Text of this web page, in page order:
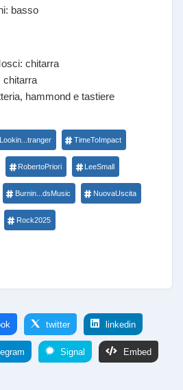
basso
chitarra
chitarra
hammond e tastiere
Lookin...tranger TimeToImpact
RobertoPriori LeeSmall
Burnin...dsMusic NuovaUscita
Rock2025
twitter linkedin
Signal Embed